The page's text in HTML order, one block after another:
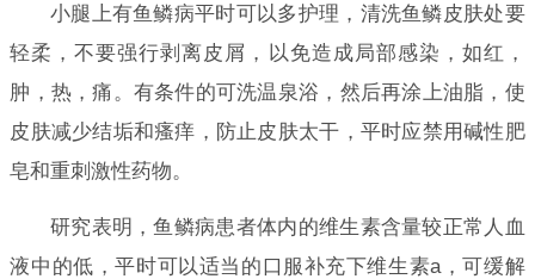
小腿上有鱼鳞病平时可以多护理，清洗鱼鳞皮肤处要
轻柔，不要强行剥离皮屑，以免造成局部感染，如红，
肿，热，痛。有条件的可洗温泉浴，然后再涂上油脂，使
皮肤减少结垢和瘙痒，防止皮肤太干，平时应禁用碱性肥
皂和重刺激性药物。
研究表明，鱼鳞病患者体内的维生素含量较正常人血
液中的低，平时可以适当的口服补充下维生素a，可缓解